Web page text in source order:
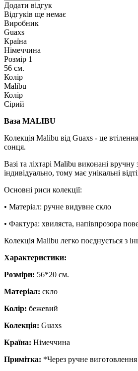
Додати відгук
Відгуків ще немає
Виробник
Guaxs
Країна
Німеччина
Розмір 1
56 см.
Колір
Malibu
Колір
Сірий
Ваза MALIBU
Колекція Malibu від Guaxs - це
сонця.
Вазі та ліхтарі Malibu виконані
індивідуально, тому має унікальні
Основні риси колекції:
• Матеріал: ручне видувне скло
• Фактура: хвиляста, напівпрозора
Колекція Malibu легко поєднується з
Характеристики:
Розміри: 56*20 см.
Матеріал: скло
Колір: бежевий
Колекція: Guaxs
Країна: Німеччина
Примітка: *Через ручне